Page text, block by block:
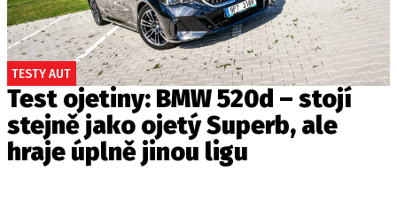
TESTY AUT
Test ojetiny: BMW 520d – stojí
stejně jako ojetý Superb, ale
hraje úplně jinou ligu